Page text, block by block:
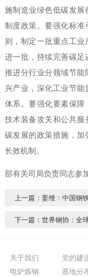
施制造业绿色低碳发展
制度政策。要强化标准
则，制定一批重点工
进一批，持续完善碳足
推进分行业分领域节
兴产业，深化工业节
体系。要强化要素保
技术装备攻关和公共
碳发展的政策措施，加
长效机制。
部有关司局负责同志参
上一篇：姜维：中国钢
下一篇：世界钢协：全
关于我们 党的建
电炉炼钢
基地分